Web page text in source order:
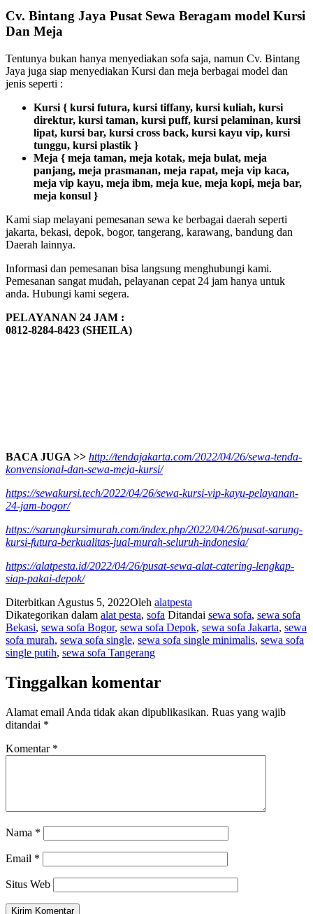
Cv. Bintang Jaya Pusat Sewa Beragam model Kursi
Dan Meja
Tentunya bukan hanya menyediakan sofa saja, namun Cv. Bintang
Jaya juga siap menyediakan Kursi dan meja berbagai model dan
jenis seperti :
Kursi { kursi futura, kursi tiffany, kursi kuliah, kursi
direktur, kursi taman, kursi puff, kursi pelaminan, kursi
lipat, kursi bar, kursi cross back, kursi kayu vip, kursi
tunggu, kursi plastik }
Meja { meja taman, meja kotak, meja bulat, meja
panjang, meja prasmanan, meja rapat, meja vip kaca,
meja vip kayu, meja ibm, meja kue, meja kopi, meja bar,
meja konsul }
Kami siap melayani pemesanan sewa ke berbagai daerah seperti
jakarta, bekasi, depok, bogor, tangerang, karawang, bandung dan
Daerah lainnya.
Informasi dan pemesanan bisa langsung menghubungi kami.
Pemesanan sangat mudah, pelayanan cepat 24 jam hanya untuk
anda. Hubungi kami segera.
PELAYANAN 24 JAM :
0812-8284-8423 (SHEILA)
BACA JUGA >> http://tendajakarta.com/2022/04/26/sewa-tenda-
konvensional-dan-sewa-meja-kursi/
https://sewakursi.tech/2022/04/26/sewa-kursi-vip-kayu-pelayanan-
24-jam-bogor/
https://sarungkursimurah.com/index.php/2022/04/26/pusat-sarung-
kursi-futura-berkualitas-jual-murah-seluruh-indonesia/
https://alatpesta.id/2022/04/26/pusat-sewa-alat-catering-lengkap-
siap-pakai-depok/
Diterbitkan Agustus 5, 2022Oleh alatpesta
Dikategorikan dalam alat pesta, sofa Ditandai sewa sofa, sewa sofa
Bekasi, sewa sofa Bogor, sewa sofa Depok, sewa sofa Jakarta, sewa
sofa murah, sewa sofa single, sewa sofa single minimalis, sewa sofa
single putih, sewa sofa Tangerang
Tinggalkan komentar
Alamat email Anda tidak akan dipublikasikan. Ruas yang wajib
ditandai *
Komentar *
Nama *
Email *
Situs Web